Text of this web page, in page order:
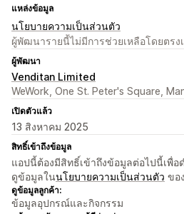
แหล่งข้อมูล
นโยบายความเป็นส่วนตัว
ผู้พัฒนารายนี้ไม่มีการช่วยเหลือโดยตรง
ผู้พัฒนา
Venditan Limited
WeWork, One St. Peter's Square,
เปิดตัวแล้ว
13 สิงหาคม 2025
สิทธิ์เข้าถึงข้อมูล
แอปนี้ต้องมีสิทธิ์เข้าถึงข้อมูลต่อไปนี้เพื่
ดูข้อมูลในนโยบายความเป็นส่วนตัว ขอ
ดูข้อมูลลูกค้า:
ข้อมูลอุปกรณ์และกิจกรรม